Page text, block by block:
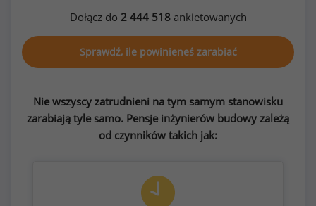
Dołącz do 2 444 518ankietowanych
Sprawdź, ile powinieneś zarabiać
Nie wszyscy zatrudnieni na tym samym stanowisku
zarabiają tyle samo. Pensje inżynierów budowy zależą
od czynników takich jak: